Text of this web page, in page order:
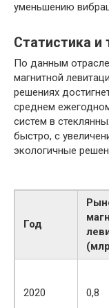
уменьшению
Статистика и
По данным
магнитной
решениях
среднем
систем в
быстро, с
экологичные
Год
2020 0,8